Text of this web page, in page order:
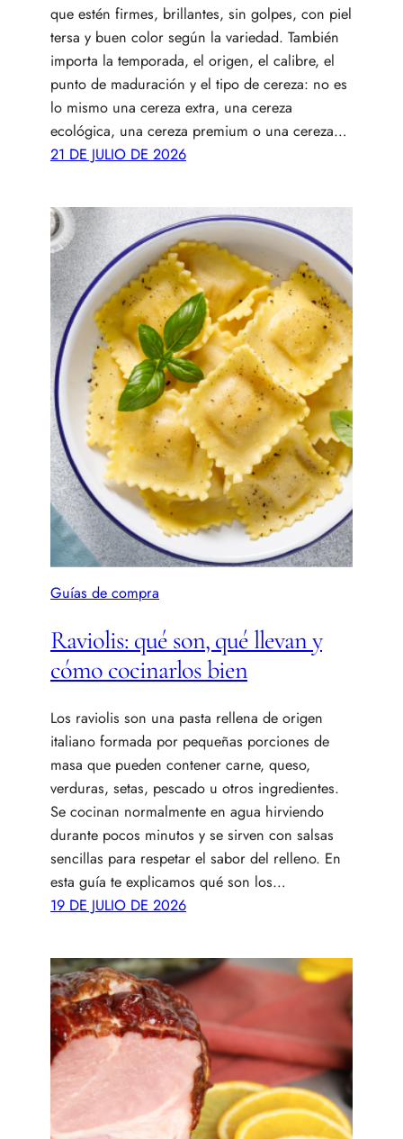
que estén firmes, brillantes, sin golpes, con piel
tersa y buen color según la variedad. También
importa la temporada, el origen, el calibre, el
punto de maduración y el tipo de cereza: no es
lo mismo una cereza extra, una cereza
ecológica, una cereza premium o una cereza…
21 DE JULIO DE 2026
Guías de compra
Raviolis: qué son, qué llevan y
cómo cocinarlos bien
Los raviolis son una pasta rellena de origen
italiano formada por pequeñas porciones de
masa que pueden contener carne, queso,
verduras, setas, pescado u otros ingredientes.
Se cocinan normalmente en agua hirviendo
durante pocos minutos y se sirven con salsas
sencillas para respetar el sabor del relleno. En
esta guía te explicamos qué son los…
19 DE JULIO DE 2026